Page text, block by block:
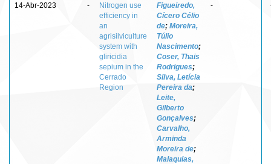
14-Abr-2023 -
Nitrogen use
efficiency in
an
agrisilviculture
system with
gliricidia
sepium in the
Cerrado
Region
Figueiredo,
Cícero Célio
de; Moreira,
Túlio
Nascimento;
Coser, Thais
Rodrigues;
Silva, Letícia
Pereira da;
Leite,
Gilberto
Gonçalves;
Carvalho,
Arminda
Moreira de;
Malaquias,
-